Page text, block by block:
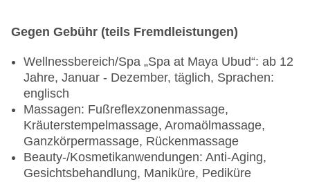
Gegen Gebühr (teils Fremdleistungen)
Wellnessbereich/Spa „Spa at Maya Ubud“: ab 12
Jahre, Januar - Dezember, täglich, Sprachen:
englisch
Massagen: Fußreflexzonenmassage,
Kräuterstempelmassage, Aromaölmassage,
Ganzkörpermassage, Rückenmassage
Beauty-/Kosmetikanwendungen: Anti-Aging,
Gesichtsbehandlung, Maniküre, Pediküre